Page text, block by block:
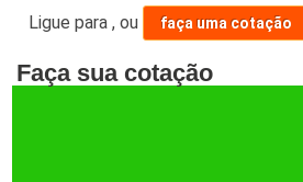
Ligue para,ou faça uma cotação
Faça sua cotação